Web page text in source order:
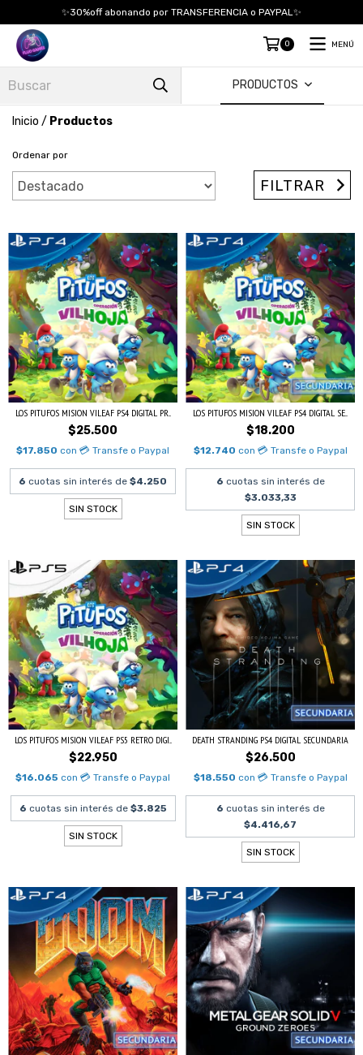
✨30%off abonando por TRANSFERENCIA o PAYPAL✨
0 MENÚ
PRODUCTOS
Inicio / Productos
Ordenar por
FILTRAR
LOS PITUFOS MISION VILEAF PS4 DIGITAL PR...
$25.500
$17.850 con 💳 Transfe o Paypal
6 cuotas sin interés de $4.250
SIN STOCK
LOS PITUFOS MISION VILEAF PS4 DIGITAL SE...
$18.200
$12.740 con 💳 Transfe o Paypal
6 cuotas sin interés de
$3.033,33
SIN STOCK
LOS PITUFOS MISION VILEAF PS5 RETRO DIGI...
$22.950
$16.065 con 💳 Transfe o Paypal
6 cuotas sin interés de $3.825
SIN STOCK
DEATH STRANDING PS4 DIGITAL SECUNDARIA
$26.500
$18.550 con 💳 Transfe o Paypal
6 cuotas sin interés de
$4.416,67
SIN STOCK